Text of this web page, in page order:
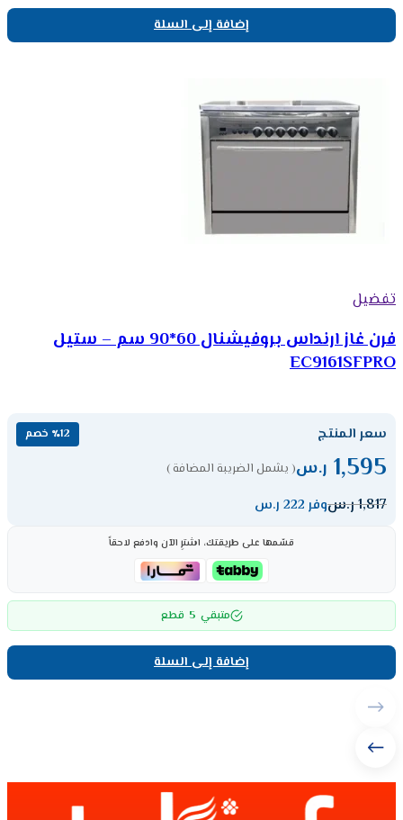
إضافة إلى السلة
تفضيل
فرن غاز ارنداس بروفيشنال 60*90 سم – ستيل
EC9161SFPRO
سعر المنتج ٪12 خصم
1,595 ر.س( يشمل الضريبة المضافة )
1,817ر.سوفر 222 ر.س
قسّمها على طريقتك، اشترِ الآن وادفع لاحقاً
متبقي 5 قطع
إضافة إلى السلة